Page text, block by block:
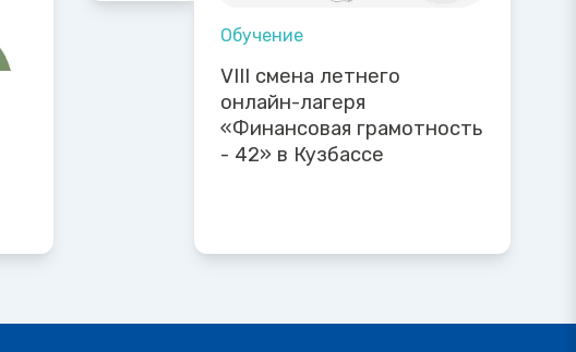
Обучение
VIII смена летнего
онлайн-лагеря
«Финансовая грамотность
- 42» в Кузбассе